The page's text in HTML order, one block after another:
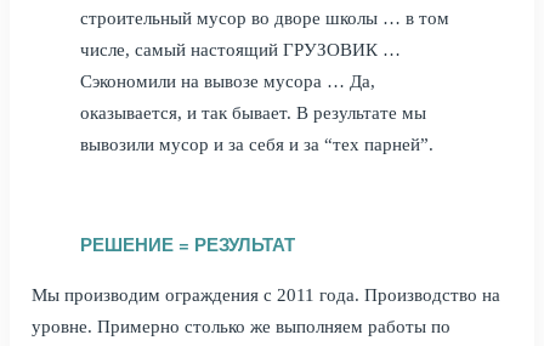
строительный мусор во дворе школы … в том
числе, самый настоящий ГРУЗОВИК …
Сэкономили на вывозе мусора … Да,
оказывается, и так бывает. В результате мы
вывозили мусор и за себя и за “тех парней”.
РЕШЕНИЕ = РЕЗУЛЬТАТ
Мы производим ограждения с 2011 года. Производство на
уровне. Примерно столько же выполняем работы по